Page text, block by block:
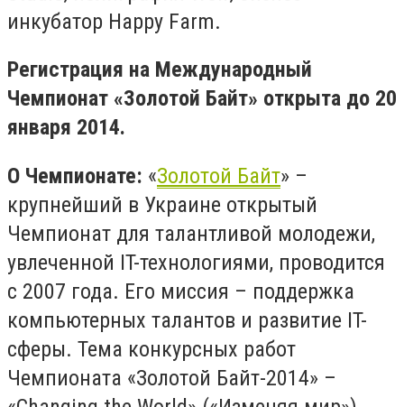
инкубатор Happy Farm.
Регистрация на Международный
Чемпионат «Золотой Байт» открыта до 20
января 2014.
О Чемпионате: «Золотой Байт» –
крупнейший в Украине открытый
Чемпионат для талантливой молодежи,
увлеченной IT-технологиями, проводится
с 2007 года. Его миссия – поддержка
компьютерных талантов и развитие IT-
сферы. Тема конкурсных работ
Чемпионата «Золотой Байт-2014» –